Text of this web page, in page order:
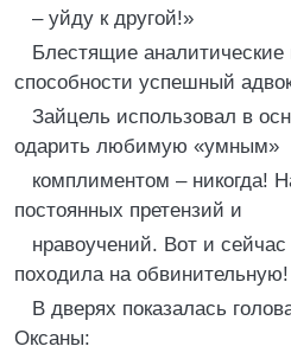
– уйду к другой!»
Блестящие аналитические
способности успешный
Зайцель использовал в
одарить любимую «умным»
комплиментом – никогда!
постоянных претензий и
нравоучений. Вот и
походила на обвинительную!
В дверях показалась
Оксаны: